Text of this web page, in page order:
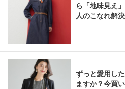
ら「地味見え
人のこなれ解
ずっと愛用し
ますか？今買